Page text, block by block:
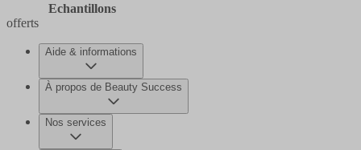
Echantillons
offerts
Aide & informations
À propos de Beauty Success
Nos services